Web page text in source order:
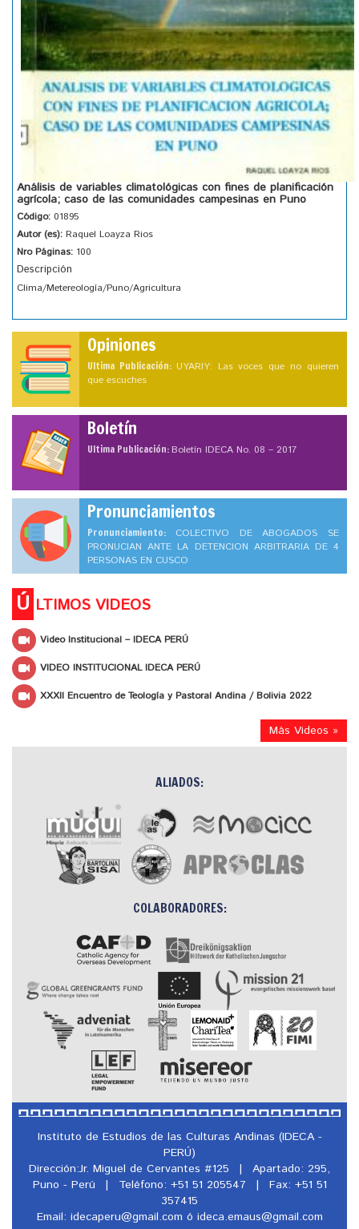
Análisis de variables climatológicas con fines de planificación
agrícola; caso de las comunidades campesinas en Puno
Código: 01895
Autor (es): Raquel Loayza Rios
Nro Páginas: 100
Descripción
Clima/Metereología/Puno/Agricultura
Opiniones
Ultima Publicación: UYARIY: Las voces que no quieren
que escuches
Boletín
Ultima Publicación:Boletín IDECA No. 08 – 2017
Pronunciamientos
Pronunciamiento: COLECTIVO DE ABOGADOS SE
PRONUCIAN ANTE LA DETENCION ARBITRARIA DE 4
PERSONAS EN CUSCO
Ú LTIMOS VIDEOS
Video Institucional – IDECA PERÚ
VIDEO INSTITUCIONAL IDECA PERÚ
XXXII Encuentro de Teología y Pastoral Andina / Bolivia 2022
Más Videos »
ALIADOS:
COLABORADORES:
Instituto de Estudios de las Culturas Andinas (IDECA -
PERÚ)
Dirección:Jr. Miguel de Cervantes #125
|
Apartado: 295,
Puno - Perú
| Teléfono: +51 51 205547 |
Fax: +51 51
357415
Email: idecaperu@gmail.com ó ideca.emaus@gmail.com